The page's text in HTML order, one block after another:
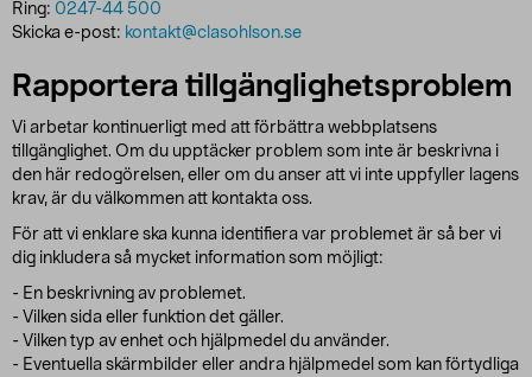
Ring: 0247-44 500
Skicka e-post: kontakt@clasohlson.se
Rapportera tillgänglighetsproblem
Vi arbetar kontinuerligt med att förbättra webbplatsens
tillgänglighet. Om du upptäcker problem som inte är beskrivna i
den här redogörelsen, eller om du anser att vi inte uppfyller lagens
krav, är du välkommen att kontakta oss.
För att vi enklare ska kunna identifiera var problemet är så ber vi
dig inkludera så mycket information som möjligt:
- En beskrivning av problemet.
- Vilken sida eller funktion det gäller.
- Vilken typ av enhet och hjälpmedel du använder.
- Eventuella skärmbilder eller andra hjälpmedel som kan förtydliga